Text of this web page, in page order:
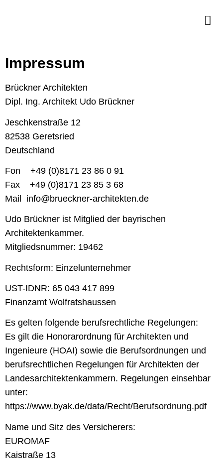
Impressum
Brückner Architekten
Dipl. Ing. Architekt Udo Brückner
Jeschkenstraße 12
82538 Geretsried
Deutschland
Fon +49 (0)8171 23 86 0 91
Fax +49 (0)8171 23 85 3 68
Mail info@brueckner-architekten.de
Udo Brückner ist Mitglied der bayrischen
Architektenkammer.
Mitgliedsnummer: 19462
Rechtsform: Einzelunternehmer
UST-IDNR: 65 043 417 899
Finanzamt Wolfratshaussen
Es gelten folgende berufsrechtliche Regelungen:
Es gilt die Honorarordnung für Architekten und
Ingenieure (HOAI) sowie die Berufsordnungen und
berufsrechtlichen Regelungen für Architekten der
Landesarchitektenkammern. Regelungen einsehbar
unter:
https://www.byak.de/data/Recht/Berufsordnung.pdf
Name und Sitz des Versicherers:
EUROMAF
Kaistraße 13